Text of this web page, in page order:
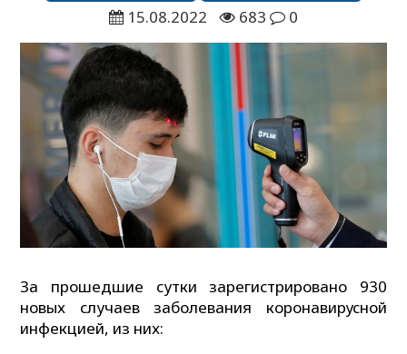
15.08.2022
683 0
За прошедшие сутки зарегистрировано 930
новых случаев заболевания коронавирусной
инфекцией, из них: